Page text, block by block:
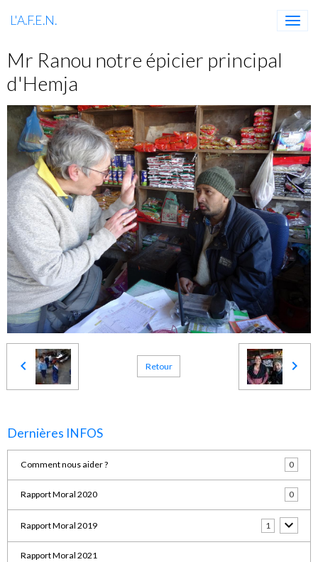
L'A.F.E.N.
Mr Ranou notre épicier principal
d'Hemja
Retour
Dernières INFOS
Comment nous aider ? 0
Rapport Moral 2020 0
Rapport Moral 2019 1
Rapport Moral 2021